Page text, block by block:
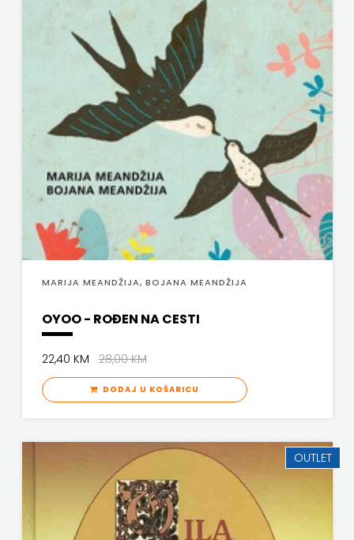
MARIJA MEANDŽIJA, BOJANA MEANDŽIJA
OYOO - ROĐEN NA CESTI
22,40 KM28,00 KM
DODAJ U KOŠARICU
OUTLET